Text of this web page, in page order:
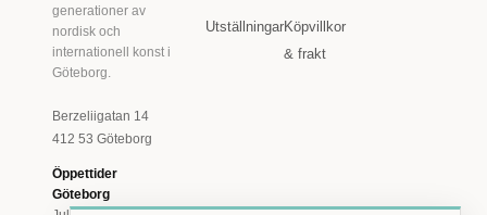
generationer av
nordisk och
internationell konst i
Göteborg.
Berzeliigatan 14
412 53 Göteborg
Öppettider
Göteborg
UtställningarKöpvillkor
& frakt